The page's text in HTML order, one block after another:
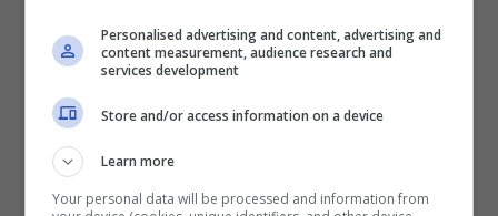
sponsor che dà il nome, il più importante
operatore telefonico d’oltreoceano. Al
comando c’è un quintetto dopo il primo giro.
Personalised advertising and content, advertising and
content measurement, audience research and
services development
Store and/or access information on a device
Learn more
Your personal data will be processed and information from